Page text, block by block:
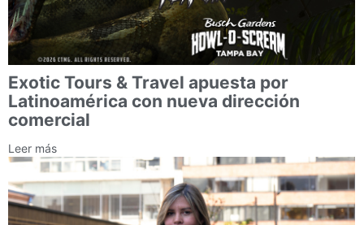
Exotic Tours & Travel apuesta por
Latinoamérica con nueva dirección
comercial
Leer más